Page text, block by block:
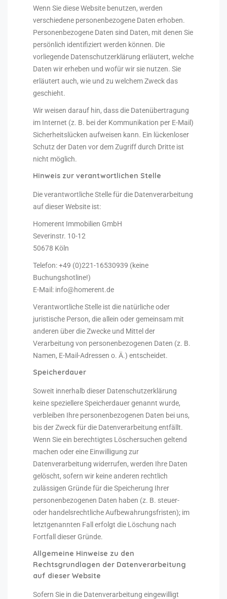
Wenn Sie diese Website benutzen, werden
verschiedene personenbezogene Daten erhoben.
Personenbezogene Daten sind Daten, mit denen Sie
persönlich identifiziert werden können. Die
vorliegende Datenschutzerklärung erläutert, welche
Daten wir erheben und wofür wir sie nutzen. Sie
erläutert auch, wie und zu welchem Zweck das
geschieht.
Wir weisen darauf hin, dass die Datenübertragung
im Internet (z. B. bei der Kommunikation per E-Mail)
Sicherheitslücken aufweisen kann. Ein lückenloser
Schutz der Daten vor dem Zugriff durch Dritte ist
nicht möglich.
Hinweis zur verantwortlichen Stelle
Die verantwortliche Stelle für die Datenverarbeitung
auf dieser Website ist:
Homerent Immobilien GmbH
Severinstr. 10-12
50678 Köln
Telefon: +49 (0)221-16530939 (keine
Buchungshotline!)
E-Mail: info@homerent.de
Verantwortliche Stelle ist die natürliche oder
juristische Person, die allein oder gemeinsam mit
anderen über die Zwecke und Mittel der
Verarbeitung von personenbezogenen Daten (z. B.
Namen, E-Mail-Adressen o. Ä.) entscheidet.
Speicherdauer
Soweit innerhalb dieser Datenschutzerklärung
keine speziellere Speicherdauer genannt wurde,
verbleiben Ihre personenbezogenen Daten bei uns,
bis der Zweck für die Datenverarbeitung entfällt.
Wenn Sie ein berechtigtes Löschersuchen geltend
machen oder eine Einwilligung zur
Datenverarbeitung widerrufen, werden Ihre Daten
gelöscht, sofern wir keine anderen rechtlich
zulässigen Gründe für die Speicherung Ihrer
personenbezogenen Daten haben (z. B. steuer-
oder handelsrechtliche Aufbewahrungsfristen); im
letztgenannten Fall erfolgt die Löschung nach
Fortfall dieser Gründe.
Allgemeine Hinweise zu den
Rechtsgrundlagen der Datenverarbeitung
auf dieser Website
Sofern Sie in die Datenverarbeitung eingewilligt